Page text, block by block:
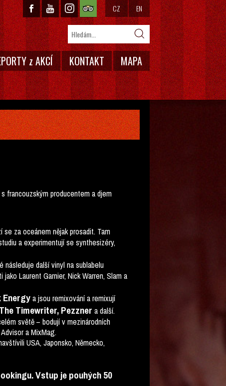
z AKCÍ KONTAKT MAPA
CZ EN
francouzským producentem a djem
za oceánem nějak prosadit. Tam
a experimentují se synthesizéry,
následuje další vinyl na sublabelu
Laurent Garnier, Nick Warren, Slam a
Energya jsou remixování a remixují
Timewriter, Pezzner a další.
světě – bodují v mezinárodních
a MixMag.
USA, Japonsko, Německo,
Vstup je pouhých 50